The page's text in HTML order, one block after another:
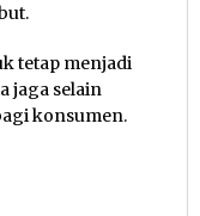
tetap menjadi
jaga selain
konsumen.